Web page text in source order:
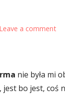
Leave a comment
nie była mi
bo jest, coś